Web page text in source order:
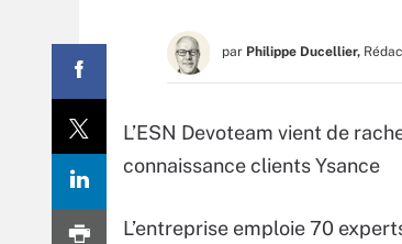
par Philippe Ducellier,
L’ESN Devoteam vient de
connaissance clients Ysance
L’entreprise emploie 70